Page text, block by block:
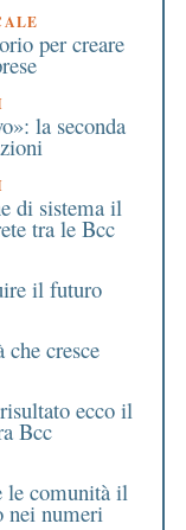
per creare
la seconda
di sistema il
tra le Bcc
il futuro
cresce
ecco il
Bcc
le comunità il
nei numeri